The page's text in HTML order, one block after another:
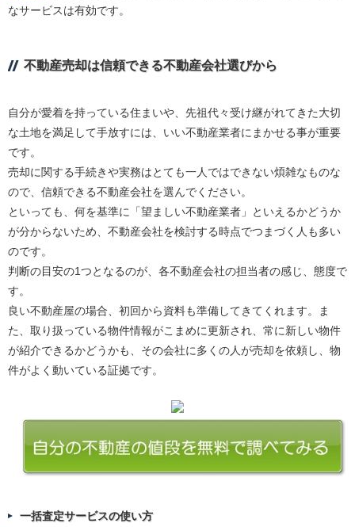
なサービスは有効です。
不動産売却は信頼できる不動産会社選びから
自分が愛着を持っている住まいや、先祖代々受け継がれてきた大切
な土地を満足して手放すには、いい不動産業者にまかせる事が重要
です。
売却に関する手続きや実務はとても一人ではできない煩雑なものな
ので、信頼できる不動産会社を選んでください。
といっても、何を基準に「望ましい不動産業者」といえるかどうか
が分からないため、不動産会社を検討する時点でつまづく人も多い
のです。
判断の目安の1つとなるのが、各不動産会社の担当者の感じ、態度で
す。
良い不動産屋の場合、初回から資料も準備してきてくれます。ま
た、取り扱っている物件情報がこまめに更新され、常に新しい物件
が紹介できるかどうかも、その会社に多くの人が売却を依頼し、物
件がよく動いている証拠です。
一括査定サービスの使い方